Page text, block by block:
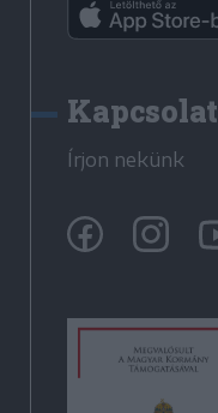
Kapcsolat
Írjon nekünk